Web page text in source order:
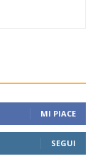
MI PIACE
SEGUI